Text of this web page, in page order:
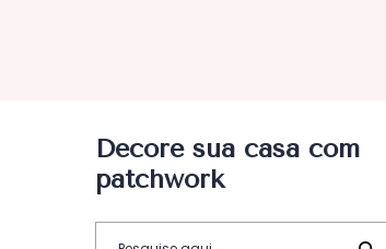
Decore sua casa com
patchwork